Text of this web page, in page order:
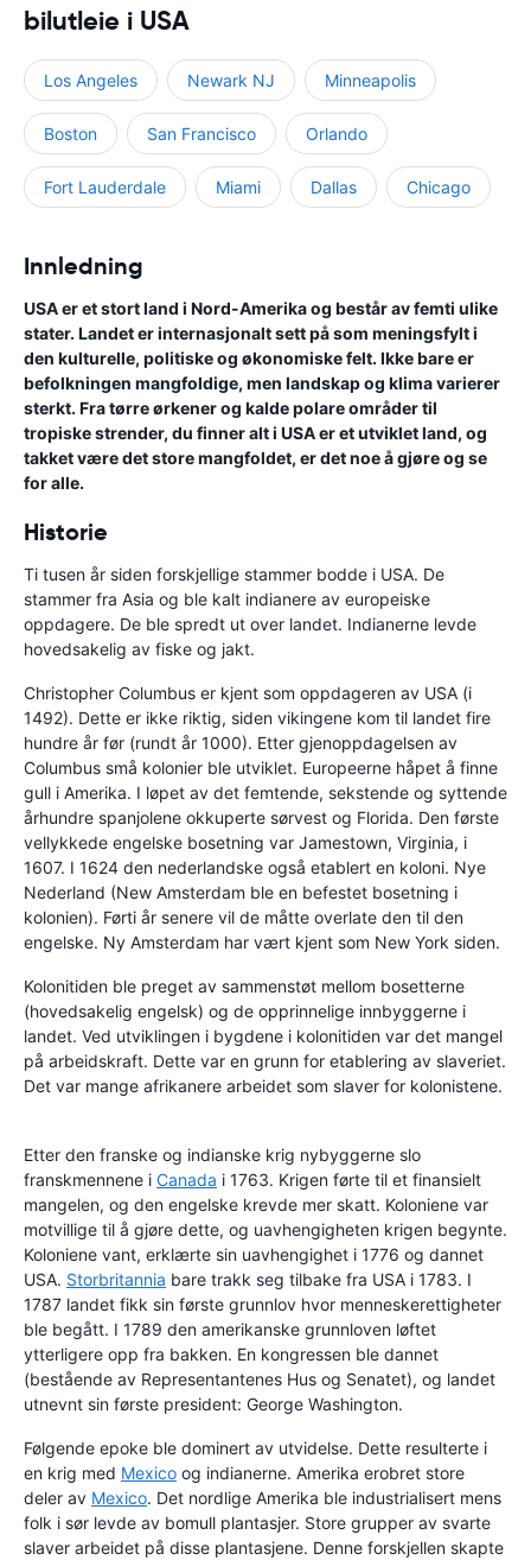
bilutleie i USA
Los Angeles Newark NJ Minneapolis
Boston San Francisco Orlando
Fort Lauderdale Miami Dallas Chicago
Innledning
USA er et stort land i Nord-Amerika og består av femti ulike
stater. Landet er internasjonalt sett på som meningsfylt i
den kulturelle, politiske og økonomiske felt. Ikke bare er
befolkningen mangfoldige, men landskap og klima varierer
sterkt. Fra tørre ørkener og kalde polare områder til
tropiske strender, du finner alt i USA er et utviklet land, og
takket være det store mangfoldet, er det noe å gjøre og se
for alle.
Historie
Ti tusen år siden forskjellige stammer bodde i USA. De
stammer fra Asia og ble kalt indianere av europeiske
oppdagere. De ble spredt ut over landet. Indianerne levde
hovedsakelig av fiske og jakt.
Christopher Columbus er kjent som oppdageren av USA (i
1492). Dette er ikke riktig, siden vikingene kom til landet fire
hundre år før (rundt år 1000). Etter gjenoppdagelsen av
Columbus små kolonier ble utviklet. Europeerne håpet å finne
gull i Amerika. I løpet av det femtende, sekstende og syttende
århundre spanjolene okkuperte sørvest og Florida. Den første
vellykkede engelske bosetning var Jamestown, Virginia, i
1607. I 1624 den nederlandske også etablert en koloni. Nye
Nederland (New Amsterdam ble en befestet bosetning i
kolonien). Førti år senere vil de måtte overlate den til den
engelske. Ny Amsterdam har vært kjent som New York siden.
Kolonitiden ble preget av sammenstøt mellom bosetterne
(hovedsakelig engelsk) og de opprinnelige innbyggerne i
landet. Ved utviklingen i bygdene i kolonitiden var det mangel
på arbeidskraft. Dette var en grunn for etablering av slaveriet.
Det var mange afrikanere arbeidet som slaver for kolonistene.
Etter den franske og indianske krig nybyggerne slo
franskmennene i Canada i 1763. Krigen førte til et finansielt
mangelen, og den engelske krevde mer skatt. Koloniene var
motvillige til å gjøre dette, og uavhengigheten krigen begynte.
Koloniene vant, erklærte sin uavhengighet i 1776 og dannet
USA. Storbritannia bare trakk seg tilbake fra USA i 1783. I
1787 landet fikk sin første grunnlov hvor menneskerettigheter
ble begått. I 1789 den amerikanske grunnloven løftet
ytterligere opp fra bakken. En kongressen ble dannet
(bestående av Representantenes Hus og Senatet), og landet
utnevnt sin første president: George Washington.
Følgende epoke ble dominert av utvidelse. Dette resulterte i
en krig med Mexico og indianerne. Amerika erobret store
deler av Mexico. Det nordlige Amerika ble industrialisert mens
folk i sør levde av bomull plantasjer. Store grupper av svarte
slaver arbeidet på disse plantasjene. Denne forskjellen skapte